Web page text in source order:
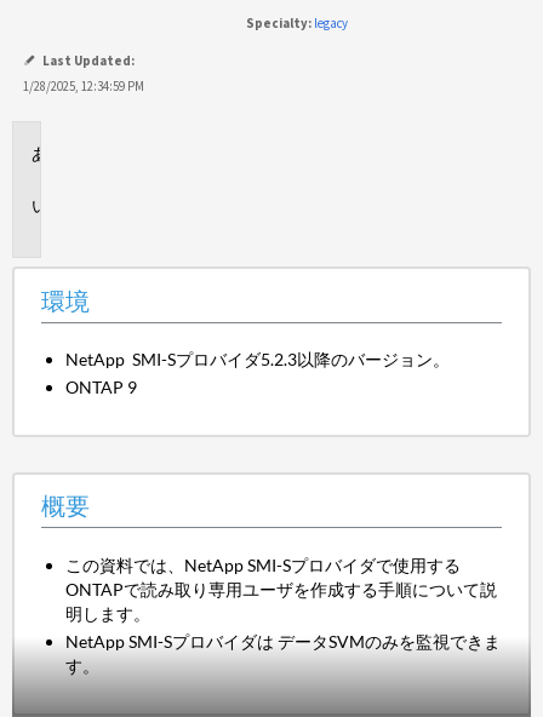
Specialty: legacy
Last Updated:
1/28/2025, 12:34:59 PM
環境
NetApp SMI-Sプロバイダ5.2.3以降のバージョン。
ONTAP 9
概要
この資料では、NetApp SMI-Sプロバイダで使用する
ONTAPで読み取り専用ユーザを作成する手順について説
明します。
NetApp SMI-Sプロバイダは データSVMのみを監視できま
す。